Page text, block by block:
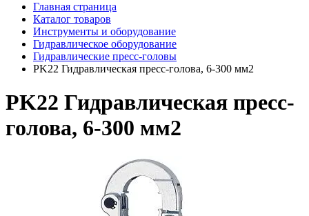
Главная страница
Каталог товаров
Инструменты и оборудование
Гидравлическое оборудование
Гидравлические пресс-головы
PK22 Гидравлическая пресс-голова, 6-300 мм2
PK22 Гидравлическая пресс-
голова, 6-300 мм2